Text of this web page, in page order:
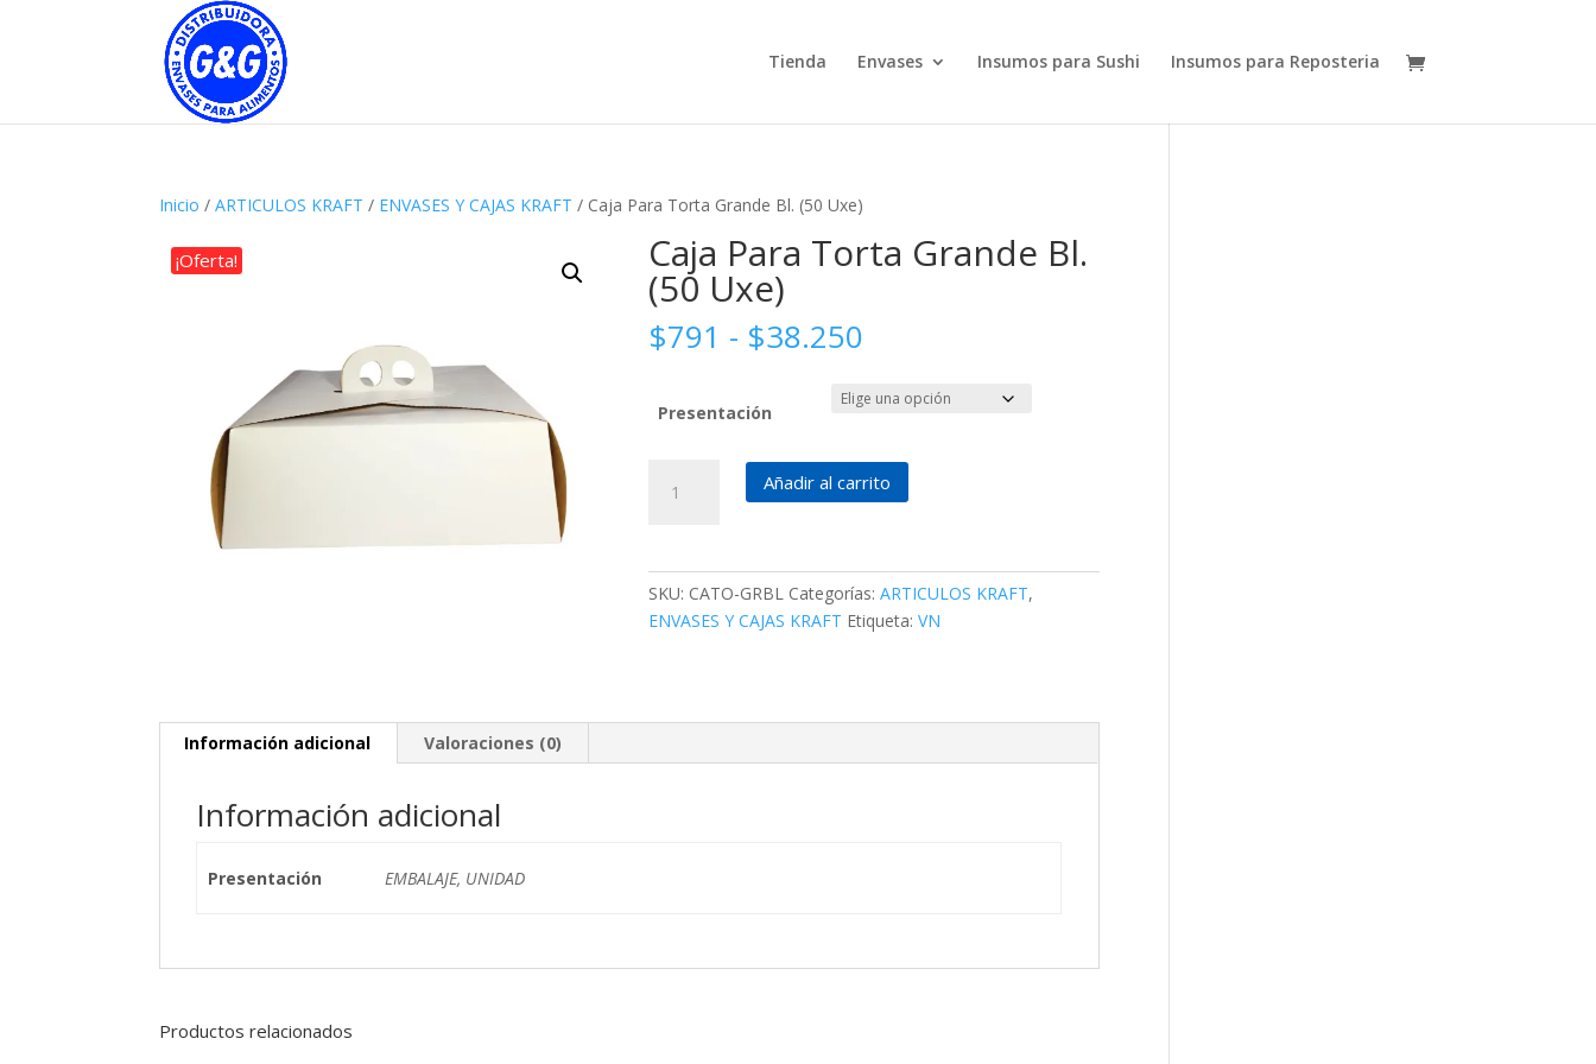
Tienda Envases Insumos para Sushi Insumos para Reposteria
Inicio /ARTICULOS KRAFT / ENVASES Y CAJAS KRAFT / Caja Para Torta Grande Bl. (50 Uxe)
¡Oferta! Caja Para Torta Grande Bl.
(50 Uxe)
$791 - $38.250
precios:
desde
hasta
$38.250
Presentación
Para
Añadir al carrito
SKU: CATO-GRBL Categorías:ARTICULOS KRAFT,
ENVASES Y CAJAS KRAFT Etiqueta:VN
Información adicional Valoraciones (0)
Información adicional
Presentación EMBALAJE, UNIDAD
Productos relacionados